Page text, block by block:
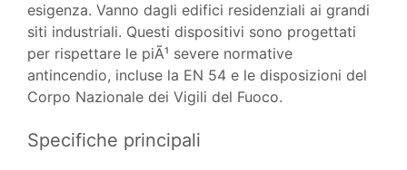
esigenza. Vanno dagli edifici residenziali ai grandi
siti industriali. Questi dispositivi sono progettati
per rispettare le piÃ¹ severe normative
antincendio, incluse la EN 54 e le disposizioni del
Corpo Nazionale dei Vigili del Fuoco.
Specifiche principali